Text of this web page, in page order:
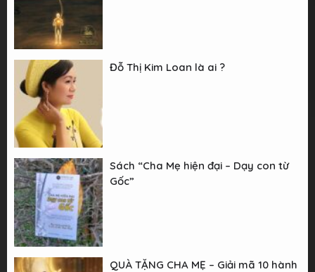
Đỗ Thị Kim Loan là ai ?
Sách “Cha Mẹ hiện đại – Dạy con từ
Gốc”
QUÀ TẶNG CHA MẸ – Giải mã 10 hành